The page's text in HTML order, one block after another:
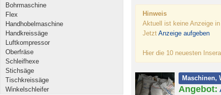
Bohrmaschine
Flex
Handhobelmaschine
Handkreissäge
Luftkompressor
Oberfräse
Schleifhexe
Stichsäge
Tischkreissäge
Winkelschleifer
Hinweis
Aktuell ist keine Anzeige
Jetzt Anzeige aufgeben
Hier die 10 neuesten
Maschinen,
Angebot: